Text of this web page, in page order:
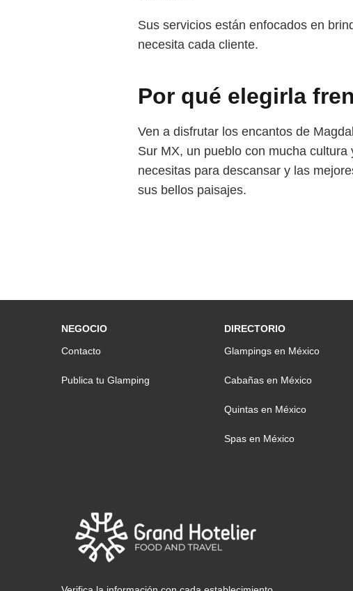
Sus servicios están enfocados en
necesita cada cliente.
Por qué elegirla
Ven a disfrutar los encantos de
Sur MX, un pueblo con mucha
necesitas para descansar y las
sus bellos paisajes.
NEGOCIO
Contacto
Publica tu Glamping
DIRECTORIO
Glampings en México
Cabañas en México
Quintas en México
Spas en México